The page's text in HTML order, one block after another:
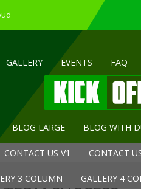
GALLERY EVENTS FAQ
BLOG LARGE BLOG WITH
CONTACT US V1 CONTACT
3 COLUMN GALLERY 4